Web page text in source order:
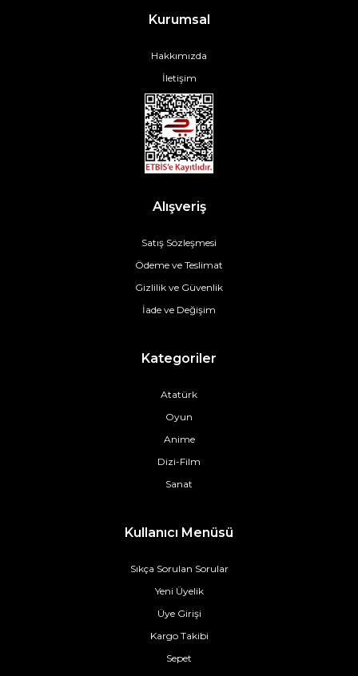
Kurumsal
Hakkımızda
İletişim
Alışveriş
Satış Sözleşmesi
Ödeme ve Teslimat
Gizlilik ve Güvenlik
İade ve Değişim
Kategoriler
Atatürk
Oyun
Anime
Dizi-Film
Sanat
Kullanıcı Menüsü
Sıkça Sorulan Sorular
Yeni Üyelik
Üye Girişi
Kargo Takibi
Sepet